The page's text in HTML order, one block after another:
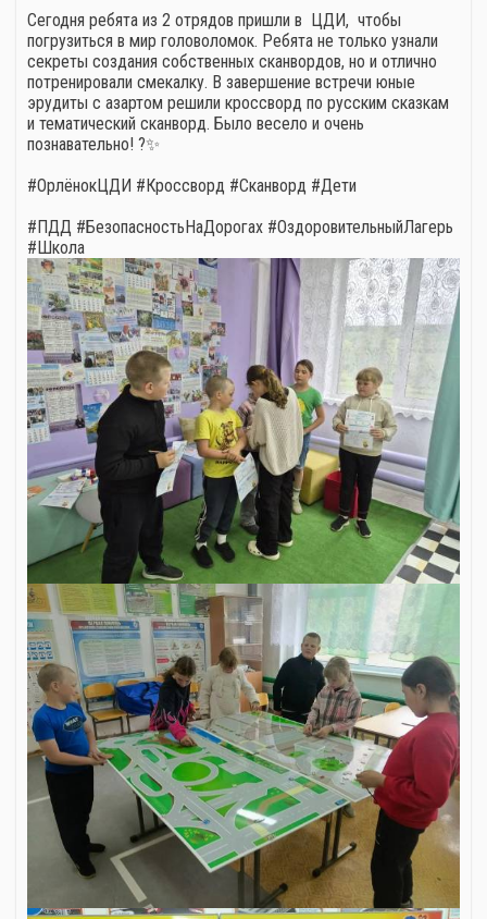
Сегодня ребята из 2 отрядов пришли в ЦДИ, чтобы
погрузиться в мир головоломок. Ребята не только узнали
секреты создания собственных сканвордов, но и отлично
потренировали смекалку. В завершение встречи юные
эрудиты с азартом решили кроссворд по русским сказкам
и тематический сканворд. Было весело и очень
познавательно! ?✨
#ОрлёнокЦДИ #Кроссворд #Сканворд #Дети
#ПДД #БезопасностьНаДорогах #ОздоровительныйЛагерь
#Школа